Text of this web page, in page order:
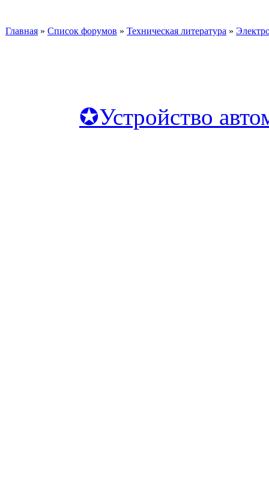
Главная » Список форумов » Техническая литература »
✪Устройство